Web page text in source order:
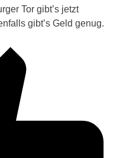
Tor gibt’s jetzt
gibt’s Geld genug.